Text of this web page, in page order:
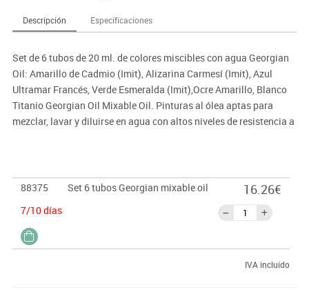
Descripción Especificaciones
Set de 6 tubos de 20 ml. de colores miscibles con agua Georgian
Oil: Amarillo de Cadmio (Imit), Alizarina Carmesí (Imit), Azul
Ultramar Francés, Verde Esmeralda (Imit),Ocre Amarillo, Blanco
Titanio Georgian Oil Mixable Oil. Pinturas al ólea aptas para
mezclar, lavar y diluirse en agua con altos niveles de resistencia a
88375
Set 6 tubos Georgian mixable oil
7/10 días
16.26€
IVA incluido